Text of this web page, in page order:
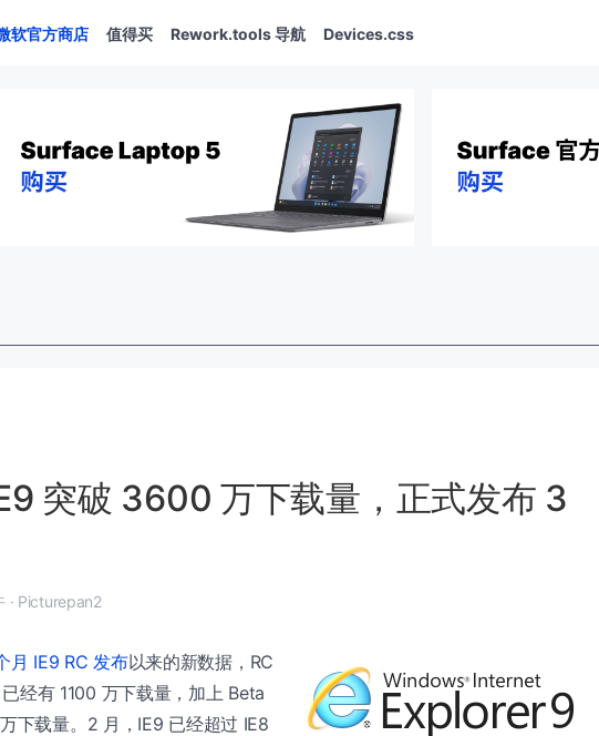
软官方商店 值得买 Rework.tools 导航 Devices.css
突破 3600 万下载量，正式发布 3
· Picturepan2
月 IE9 RC 发布以来的新数据，RC
经有 1100 万下载量，加上 Beta
下载量。2 月，IE9 已经超过 IE8